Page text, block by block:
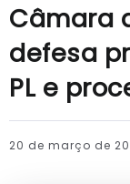
Câmara
defesa
PL e
20 de março de